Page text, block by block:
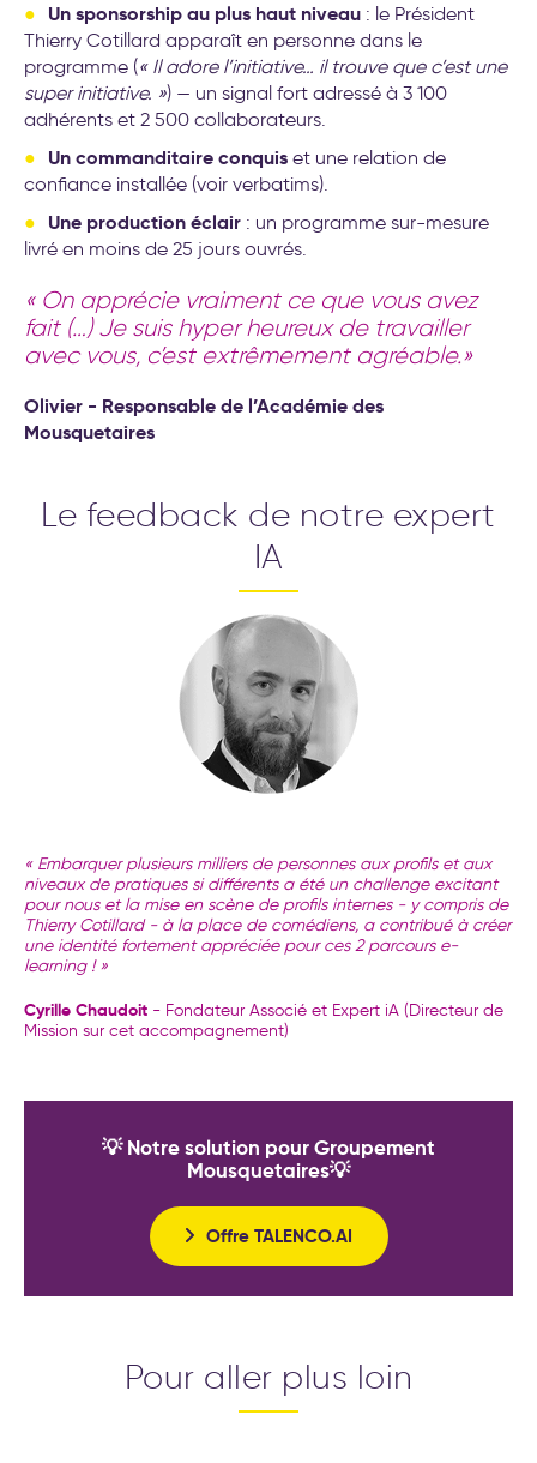
Un sponsorship au plus haut niveau : le Président
Thierry Cotillard apparaît en personne dans le
programme (« Il adore l’initiative… il trouve que c’est une
super initiative. ») — un signal fort adressé à 3 100
adhérents et 2 500 collaborateurs.
Un commanditaire conquis et une relation de
confiance installée (voir verbatims).
Une production éclair : un programme sur-mesure
livré en moins de 25 jours ouvrés.
« On apprécie vraiment ce que vous avez
fait (…) Je suis hyper heureux de travailler
avec vous, c’est extrêmement agréable.»
Olivier - Responsable de l’Académie des
Mousquetaires
Le feedback de notre expert
IA
« Embarquer plusieurs milliers de personnes aux profils et aux
niveaux de pratiques si différents a été un challenge excitant
pour nous et la mise en scène de profils internes - y compris de
Thierry Cotillard - à la place de comédiens, a contribué à créer
une identité fortement appréciée pour ces 2 parcours e-
learning ! »
Cyrille Chaudoit - Fondateur Associé et Expert iA (Directeur de
Mission sur cet accompagnement)
💡 Notre solution pour Groupement
Mousquetaires💡
Offre TALENCO.AI
Pour aller plus loin